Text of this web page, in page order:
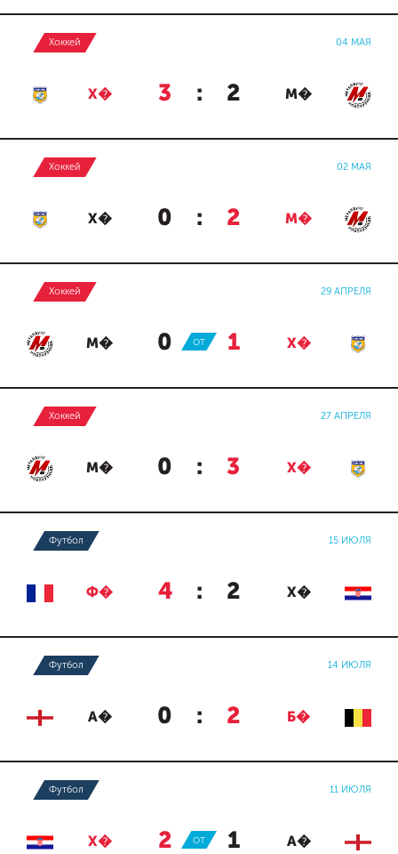
Хоккей 04 МАЯ
Х� 3 : 2 М�
Хоккей 02 МАЯ
Х� 0 : 2 М�
Хоккей 29 АПРЕЛЯ
М� 0 : 1 Х�
ОТ
Хоккей 27 АПРЕЛЯ
М� 0 : 3 Х�
Футбол 15 ИЮЛЯ
Ф� 4 : 2 Х�
Футбол 14 ИЮЛЯ
А� 0 : 2 Б�
Футбол 11 ИЮЛЯ
Х� 2 : 1 А�
ОТ